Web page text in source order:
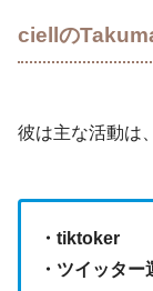
ciellの
彼は主な活動は、
・tiktoker
・ツイッター